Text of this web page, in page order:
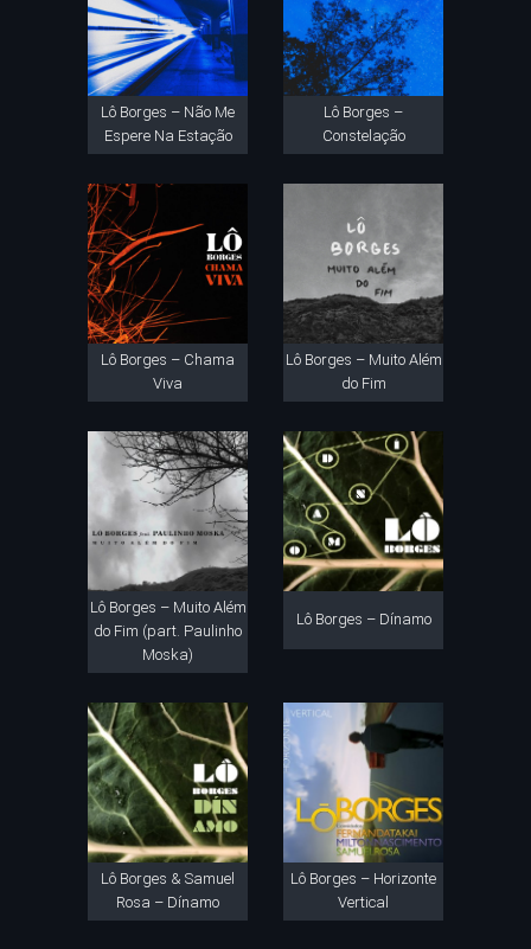
Lô Borges – Não Me
Espere Na Estação
Lô Borges –
Constelação
Lô Borges – Chama
Viva
Lô Borges – Muito Além
do Fim
Lô Borges – Muito Além
do Fim (part. Paulinho
Moska)
Lô Borges – Dínamo
Lô Borges & Samuel
Rosa – Dínamo
Lô Borges – Horizonte
Vertical